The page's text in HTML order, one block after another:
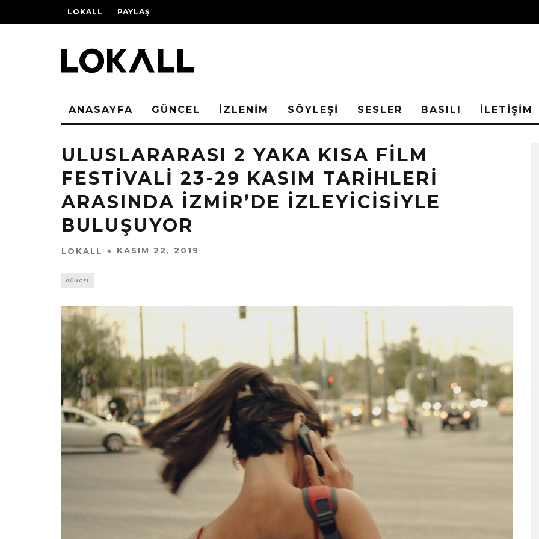
LOKALL PAYLAŞ
ANASAYFA GÜNCEL İZLENİM SÖYLEŞİ SESLER BASILI İLETİŞİM
ULUSLARARASI 2 YAKA KISA FİLM
FESTİVALİ 23-29 KASIM TARİHLERİ
ARASINDA İZMİR’DE İZLEYİCİSİYLE
BULUŞUYOR
LOKALL KASIM 22, 2019
GÜNCEL
SIYAH TAVŞAN’DAN TEKINSIZ
BIR YÜRÜYÜŞ: “ÜÇ ADIM”
TÜM DIJITAL MÜZIK
PLATFORMLARINDA
YAYINDA!
ŞUBAT 13, 2026
BEYOND THE BEAT:
UNDERSTANDING CHINAZA
KING NAZZY’S
SONGWRITING,
ARRANGEMENT AND